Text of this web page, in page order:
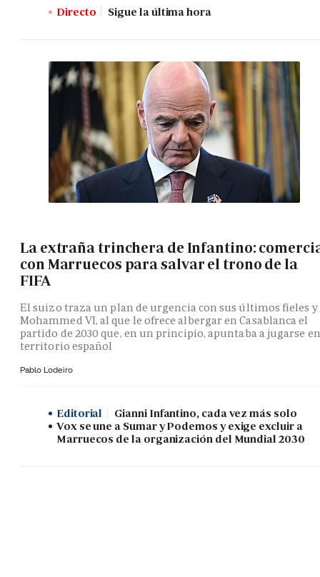
Directo Sigue la última hora
La extraña trinchera de Infantino:
con Marruecos para salvar el trono de la
FIFA
El suizo traza un plan de urgencia con sus últimos fieles y
Mohammed VI, al que le ofrece albergar en Casablanca el
partido de 2030 que, en un principio, apuntaba a jugarse en
territorio español
Pablo Lodeiro
Editorial
Gianni Infantino, cada vez más solo
Vox se une a Sumar y Podemos y exige excluir a
Marruecos de la organización del Mundial 2030